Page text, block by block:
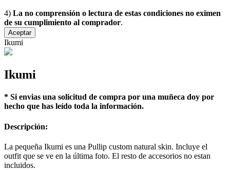
4) La no comprensión o lectura de estas condiciones no eximen
de su cumplimiento al comprador.
Aceptar
Ikumi
Ikumi
* Si envias una solicitud de compra por una muñeca doy por
hecho que has leído toda la información.
Descripción:
La pequeña Ikumi es una Pullip custom natural skin. Incluye el
outfit que se ve en la última foto. El resto de accesorios no estan
incluidos.